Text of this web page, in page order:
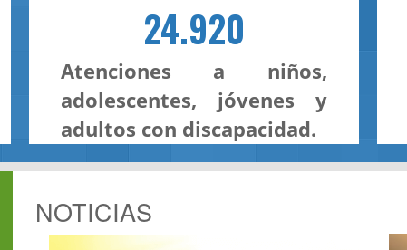
24.920
Atenciones a niños,
adolescentes, jóvenes y
adultos con discapacidad.
NOTICIAS